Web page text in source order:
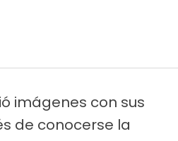
imágenes con sus
de conocerse la